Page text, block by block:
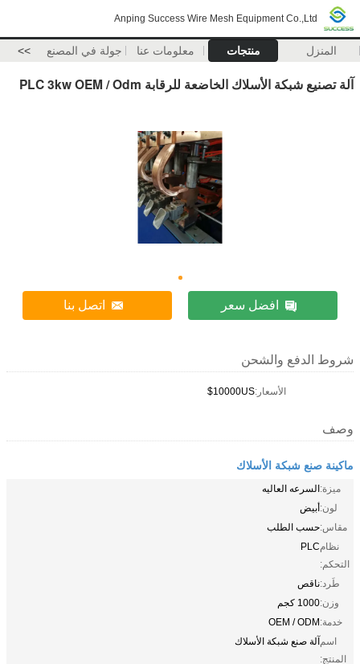
Anping Success Wire Mesh Equipment Co.,Ltd
المنزل منتجات معلومات عنا جولة في المصنع >>
آلة تصنيع شبكة الأسلاك الخاضعة للرقابة PLC 3kw OEM / Odm
افضل سعر اتصل بنا
شروط الدفع والشحن
الأسعار:10000US$
وصف
ماكينة صنع شبكة الأسلاك
ميزة:السرعه العاليه
لون:أبيض
مقاس:حسب الطلب
نظام
التحكم:
PLC
طَرد:ناقص
وزن:1000 كجم
خدمة:OEM / ODM
اسم
المنتج:
آلة صنع شبكة الأسلاك